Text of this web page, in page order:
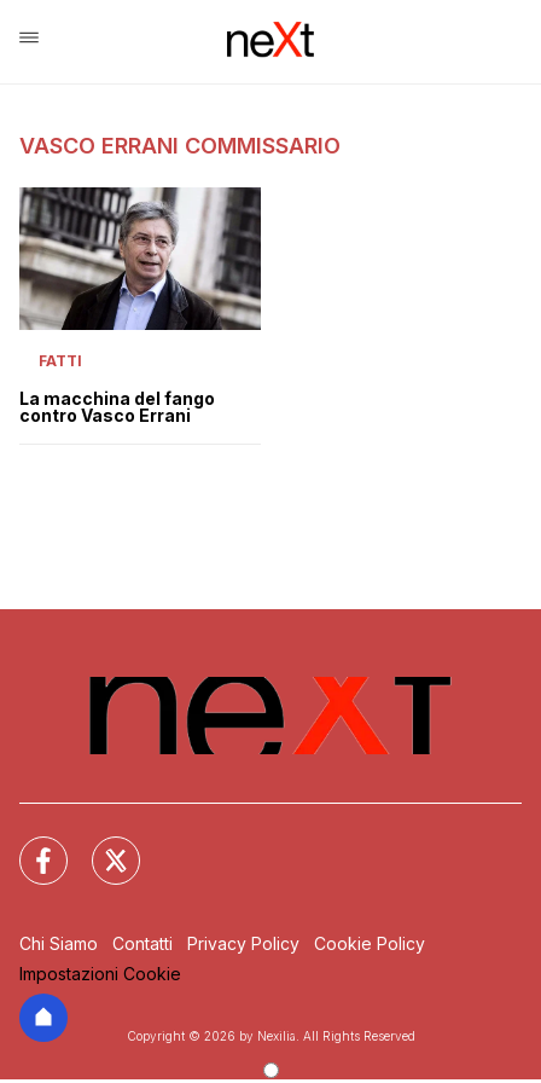
VASCO ERRANI COMMISSARIO
FATTI
La macchina del fango
contro Vasco Errani
Chi Siamo Contatti Privacy Policy
Cookie Policy
Impostazioni Cookie
Copyright © 2026 by Nexilia. All Rights Reserved